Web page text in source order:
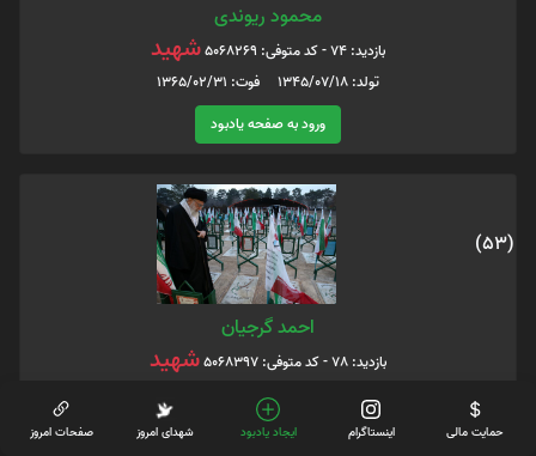
محمود ریوندی
بازدید: 74 - کد متوفی: 5068269 شهید
تولد: 1345/07/18 فوت: 1365/02/31
ورود به صفحه یادبود
(53)
احمد گرجیان
بازدید: 78 - کد متوفی: 5068397 شهید
ورود به صفحه یادبود
حمایت مالی اینستاگرام ایجاد یادبود شهدای امروز صفحات امروز